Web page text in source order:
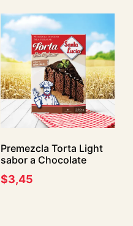
Premezcla Torta Light
sabor a Chocolate
$3,45